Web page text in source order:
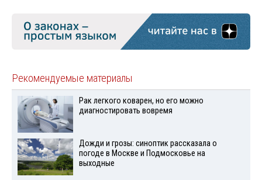
Рекомендуемые материалы
Рак легкого коварен, но его можно
диагностировать вовремя
Дожди и грозы: синоптик рассказала о
погоде в Москве и Подмосковье на
выходные